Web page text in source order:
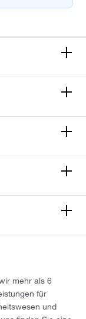
mehr als 6
für
und